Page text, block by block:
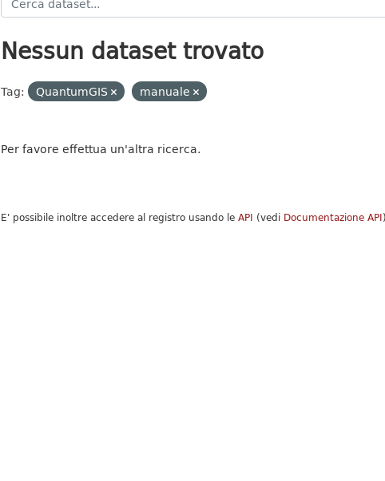
Nessun dataset trovato
Tag: QuantumGIS manuale
Per favore effettua un'altra ricerca.
E' possibile inoltre accedere al registro usando le API (vedi Documentazione API